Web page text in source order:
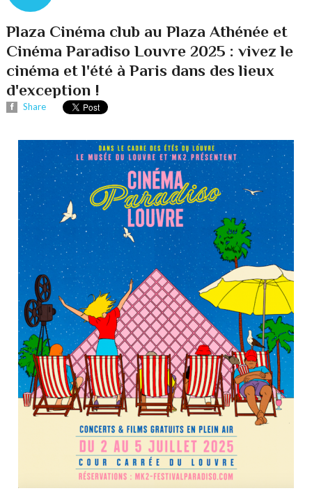
Plaza Cinéma club au Plaza Athénée et
Cinéma Paradiso Louvre 2025 : vivez le
cinéma et l'été à Paris dans des lieux
d'exception !
Share